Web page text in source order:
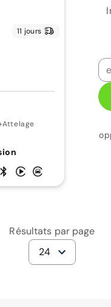
11 jours
Résultats par page
24